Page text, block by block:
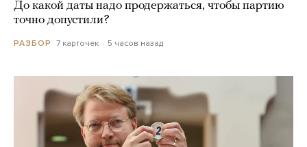
До какой даты надо продержаться, чтобы партию
точно допустили?
РАЗБОР 7 карточек 5 часов назад